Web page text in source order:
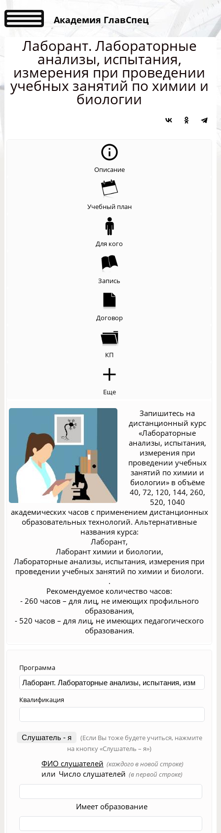
Академия ГлавСпец
Лаборант. Лабораторные
анализы, испытания,
измерения при проведении
учебных занятий по химии и
биологии
Описание
Учебный план
Для кого
Запись
Договор
КП
Еще
Запишитесь на
дистанционный курс
«Лабораторные
анализы, испытания,
измерения при
проведении учебных
занятий по химии и
биологии» в объёме
40, 72, 120, 144, 260,
520, 1040
академических часов с применением дистанционных
образовательных технологий. Альтернативные
названия курса:
Лаборант,
Лаборант химии и биологии,
Лабораторные анализы, испытания, измерения при
проведении учебных занятий по химии и биологи.
.
Рекомендуемое количество часов:
- 260 часов – для лиц, не имеющих профильного
образования,
- 520 часов – для лиц, не имеющих педагогического
образования.
Программа
Квалификация
Слушатель - я
(Если Вы тоже будете учиться, нажмите
на кнопку «Слушатель – я»)
ФИО слушателей (каждого в новой строке)
или Число слушателей (в первой строке)
Имеет образование